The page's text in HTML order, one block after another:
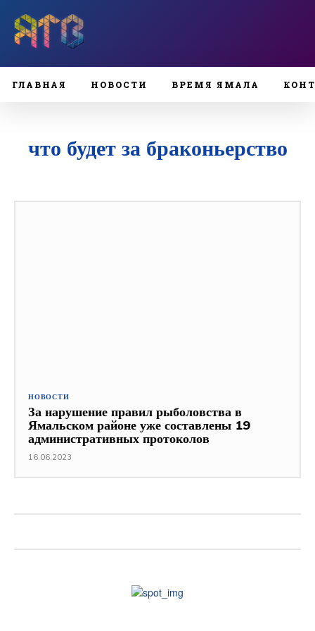
ГЛАВНАЯ НОВОСТИ ВРЕМЯ ЯМАЛА
что будет за браконьерство
НОВОСТИ
За нарушение правил рыболовства в
Ямальском районе уже составлены 19
административных протоколов
16.06.2023